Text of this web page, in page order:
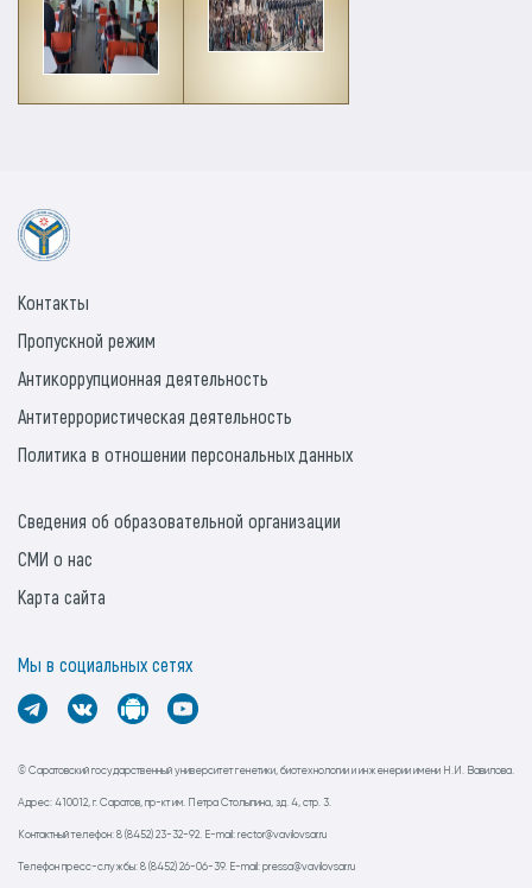
© Саратовский государственный университет генетики, биотехнологии и инженерии имени Н.И. Вавилова.
Адрес: 410012, г. Саратов, пр-кт им. Петра Столыпина, зд. 4, стр. 3.
Контактный телефон: 8 (8452) 23-32-92. E-mail: rector@vavilovsar.ru
Телефон пресс-службы: 8 (8452) 26-06-39. E-mail: pressa@vavilovsar.ru
Контакты
Пропускной режим
Антикоррупционная деятельность
Антитеррористическая деятельность
Политика в отношении персональных данных
Сведения об образовательной организации
СМИ о нас
Карта сайта
Мы в социальных сетях